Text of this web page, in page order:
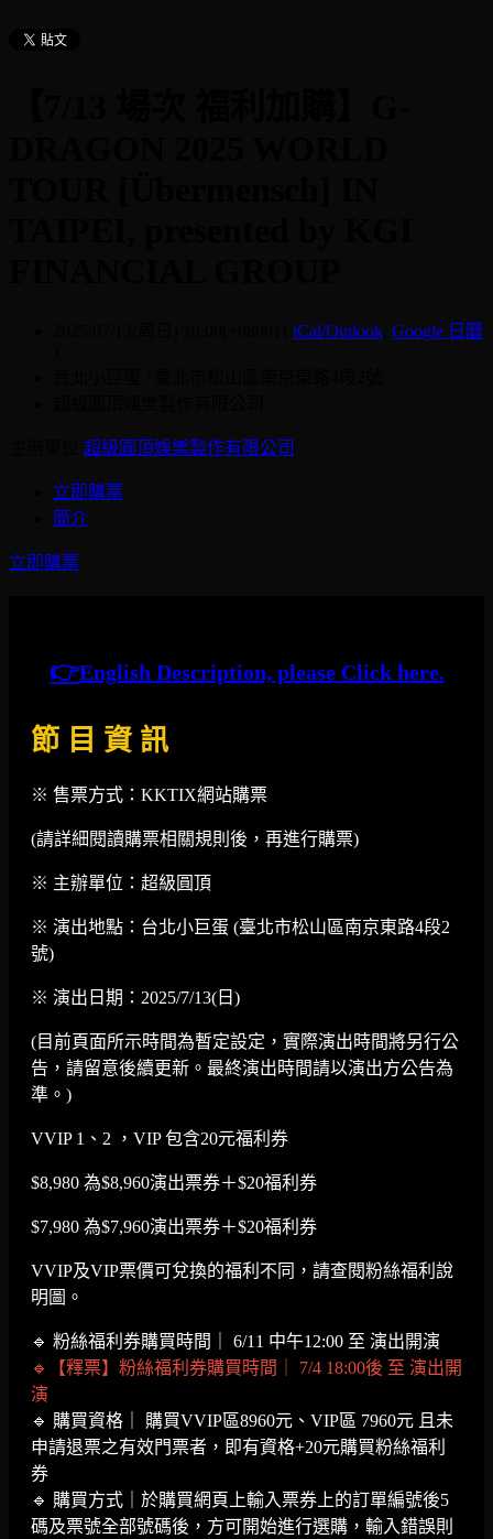
iCal/Outlook Google 日曆
超級圓頂娛樂製作有限公司
立即購票
簡介
立即購票
👉English Description, please Click here.
節 目 資 訊
※ 售票方式：KKTIX網站購票
(請詳細閱讀購票相關規則後，再進行購票)
※ 主辦單位：超級圓頂
※ 演出地點：台北小巨蛋 (臺北市松山區南京東路4段2
號)
※ 演出日期：2025/7/13(日)
(目前頁面所示時間為暫定設定，實際演出時間將另行公
告，請留意後續更新。最終演出時間請以演出方公告為
準。)
VVIP 1、2 ，VIP 包含20元福利券
$8,980 為$8,960演出票券＋$20福利券
$7,980 為$7,960演出票券＋$20福利券
VVIP及VIP票價可兌換的福利不同，請查閱粉絲福利說
明圖。
🔹 粉絲福利券購買時間｜ 6/11 中午12:00 至 演出開演
🔹【釋票】粉絲福利券購買時間｜ 7/4 18:00後 至 演出開
演
🔹 購買資格｜ 購買VVIP區8960元、VIP區 7960元 且未
申請退票之有效門票者，即有資格+20元購買粉絲福利
券
🔹 購買方式｜於購買網頁上輸入票券上的訂單編號後5
碼及票號全部號碼後，方可開始進行選購，輸入錯誤則